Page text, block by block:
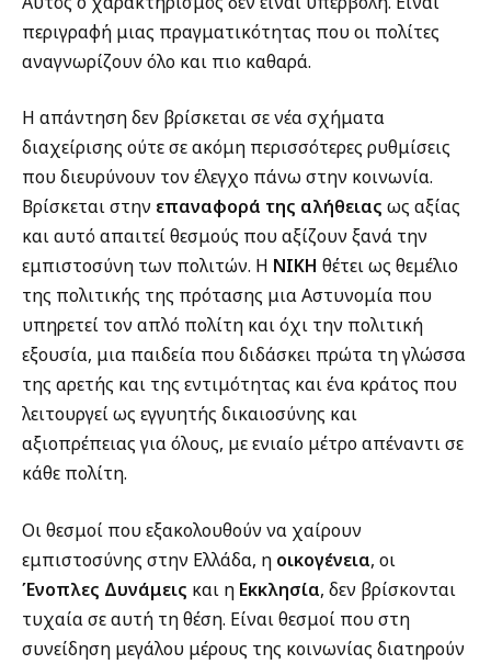
περιγραφή μιας πραγματικότητας που οι πολίτες
αναγνωρίζουν όλο και πιο καθαρά.
Η απάντηση δεν βρίσκεται σε νέα σχήματα
διαχείρισης ούτε σε ακόμη περισσότερες ρυθμίσεις
που διευρύνουν τον έλεγχο πάνω στην κοινωνία.
Βρίσκεται στην επαναφορά της αλήθειας ως αξίας
και αυτό απαιτεί θεσμούς που αξίζουν ξανά την
εμπιστοσύνη των πολιτών. Η ΝΙΚΗ θέτει ως θεμέλιο
της πολιτικής της πρότασης μια Αστυνομία που
υπηρετεί τον απλό πολίτη και όχι την πολιτική
εξουσία, μια παιδεία που διδάσκει πρώτα τη γλώσσα
της αρετής και της εντιμότητας και ένα κράτος που
λειτουργεί ως εγγυητής δικαιοσύνης και
αξιοπρέπειας για όλους, με ενιαίο μέτρο απέναντι σε
κάθε πολίτη.
Οι θεσμοί που εξακολουθούν να χαίρουν
εμπιστοσύνης στην Ελλάδα, η οικογένεια, οι
Ένοπλες Δυνάμεις και η Εκκλησία, δεν βρίσκονται
τυχαία σε αυτή τη θέση. Είναι θεσμοί που στη
συνείδηση μεγάλου μέρους της κοινωνίας διατηρούν